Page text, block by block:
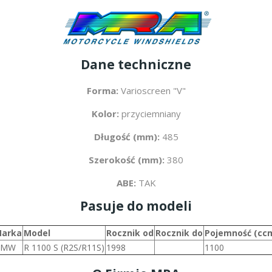
Dane techniczne
Forma: Varioscreen "V"
Kolor: przyciemniany
Długość (mm): 485
Szerokość (mm): 380
ABE: TAK
Pasuje do modeli
Model Rocznik od Rocznik do Pojemność
R 1100 S (R2S/R11S) 1998 1100